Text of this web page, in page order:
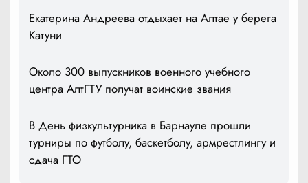
Екатерина Андреева отдыхает на Алтае у берега
Катуни
Около 300 выпускников военного учебного
центра АлтГТУ получат воинские звания
В День физкультурника в Барнауле прошли
турниры по футболу, баскетболу, армрестлингу и
сдача ГТО